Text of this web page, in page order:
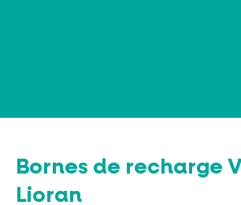
Bornes de recharge
Lioran